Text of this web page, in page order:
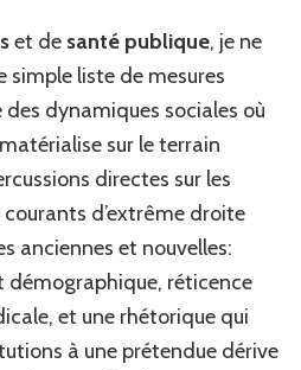
et de santé publique, je ne
simple liste de mesures
dynamiques sociales où
sur le terrain
directes sur les
courants d’extrême droite
anciennes et nouvelles:
réticence
et une rhétorique qui
à une prétendue dérive